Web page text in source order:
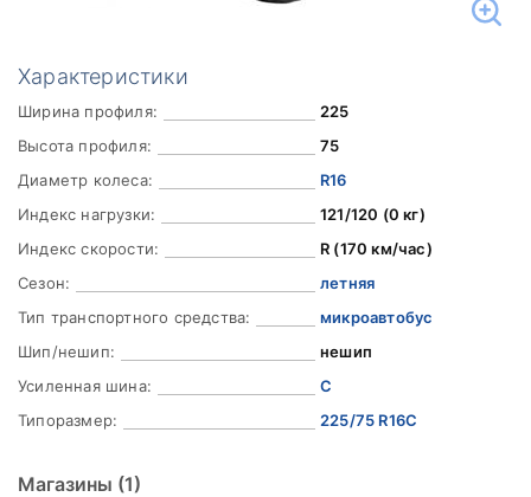
Характеристики
Ширина профиля:
225
Высота профиля:
75
Диаметр колеса:
R16
Индекс нагрузки:
121/120 (0 кг)
Индекс скорости:
R (170 км/час)
Сезон:
летняя
Тип транспортного средства:
микроавтобус
Шип/нешип:
нешип
Усиленная шина:
C
Типоразмер:
225/75 R16C
Магазины (1)